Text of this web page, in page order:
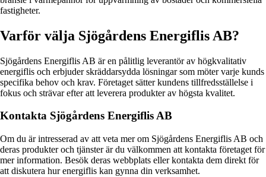
fastigheter.
Varför välja Sjögårdens Energiflis AB?
Sjögårdens Energiflis AB är en pålitlig leverantör av högkvalitativ
energiflis och erbjuder skräddarsydda lösningar som möter varje kunds
specifika behov och krav. Företaget sätter kundens tillfredsställelse i
fokus och strävar efter att leverera produkter av högsta kvalitet.
Kontakta Sjögårdens Energiflis AB
Om du är intresserad av att veta mer om Sjögårdens Energiflis AB och
deras produkter och tjänster är du välkommen att kontakta företaget för
mer information. Besök deras webbplats eller kontakta dem direkt för
att diskutera hur energiflis kan gynna din verksamhet.